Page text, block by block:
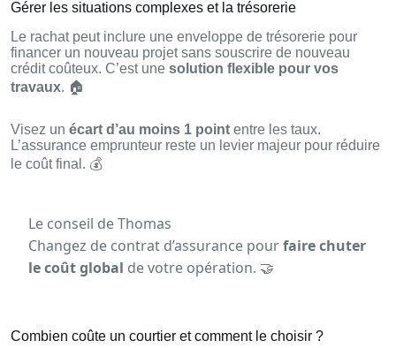
Gérer les situations complexes et la trésorerie
Le rachat peut inclure une enveloppe de trésorerie pour
financer un nouveau projet sans souscrire de nouveau
crédit coûteux. C’est une solution flexible pour vos
travaux. 🏠
Visez un écart d’au moins 1 point entre les taux.
L’assurance emprunteur reste un levier majeur pour réduire
le coût final. 💰
Le conseil de Thomas
Changez de contrat d’assurance pourfaire chuter
le coût global de votre opération. 🤝
Combien coûte un courtier et comment le choisir ?